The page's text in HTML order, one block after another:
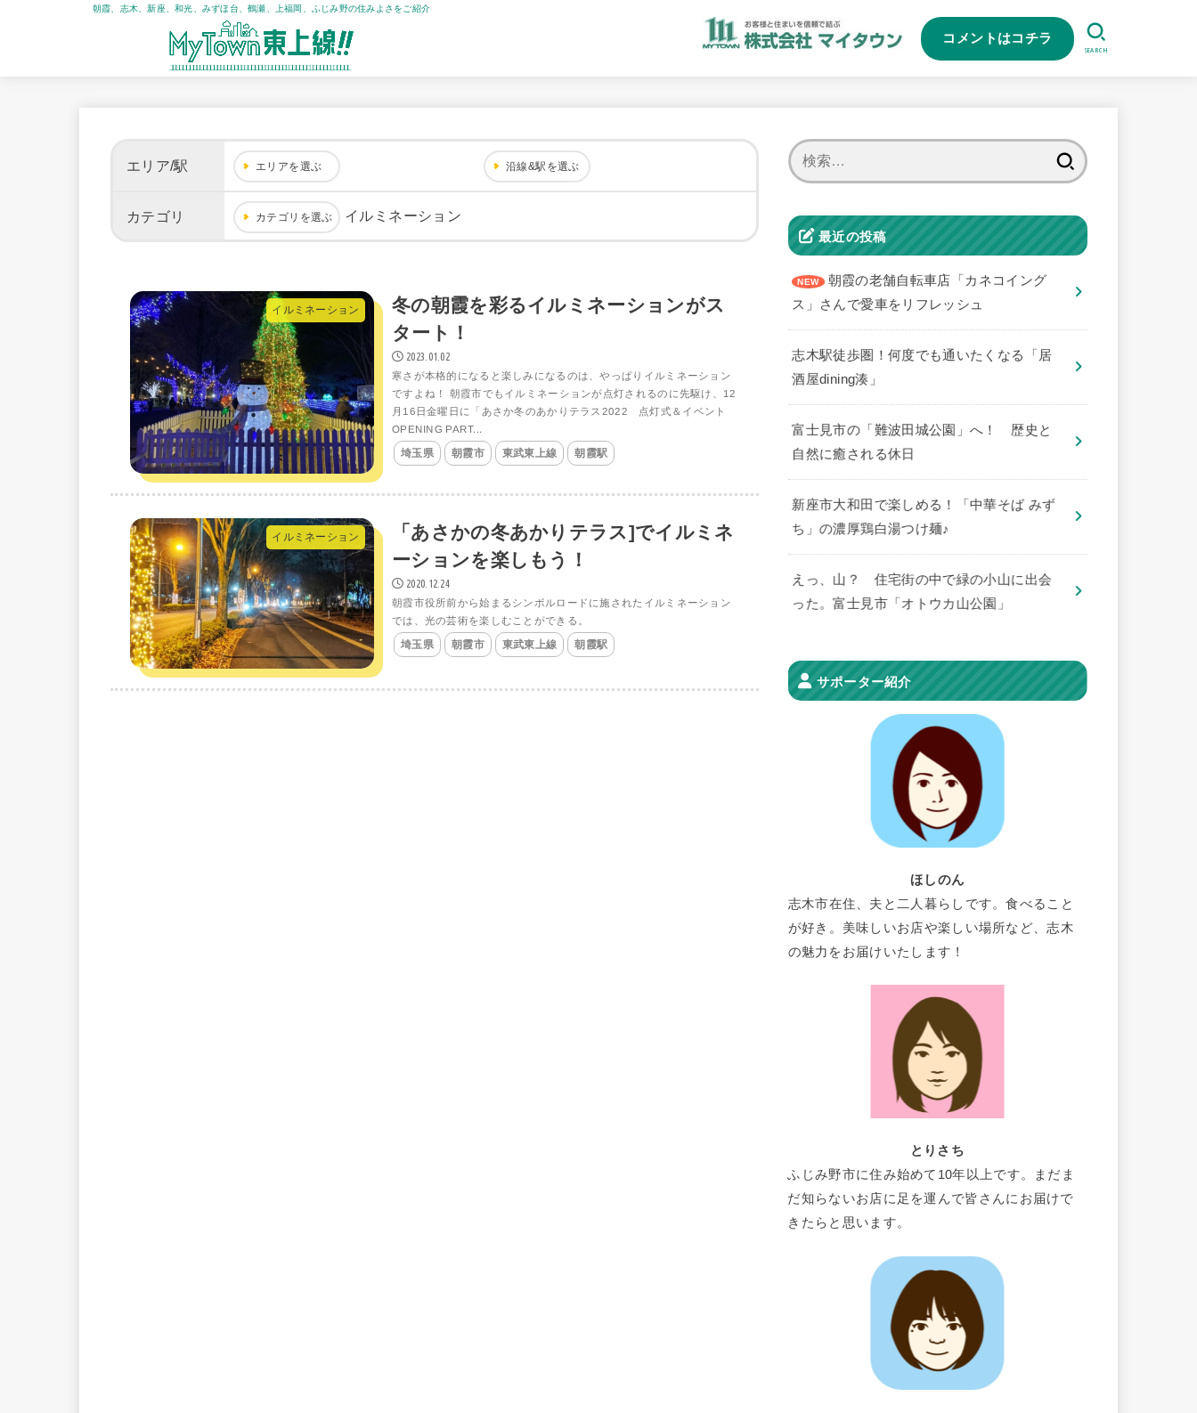
朝霞、志木、新座、和光、みずほ台、鶴瀬、上福岡、ふじみ野の住みよさをご紹介
コメントはコチラ
SEARCH
エリア/駅 エリアを選ぶ 沿線&駅を選ぶ
カテゴリ カテゴリを選ぶ イルミネーション
イルミネーション
冬の朝霞を彩るイルミネーションがス
タート！
2023.01.02
寒さが本格的になると楽しみになるのは、やっぱりイルミネーション
ですよね！ 朝霞市でもイルミネーションが点灯されるのに先駆け、12
月16日金曜日に「あさか冬のあかりテラス2022 点灯式＆イベント
OPENING PART...
埼玉県 朝霞市 東武東上線 朝霞駅
イルミネーション
「あさかの冬あかりテラス]でイルミネ
ーションを楽しもう！
2020.12.24
朝霞市役所前から始まるシンボルロードに施されたイルミネーション
では、光の芸術を楽しむことができる。
埼玉県 朝霞市 東武東上線 朝霞駅
最近の投稿
朝霞の老舗自転車店「カネコイング
ス」さんで愛車をリフレッシュ
志木駅徒歩圏！何度でも通いたくなる「居
酒屋dining湊」
​富士見市の「難波田城公園」へ！ 歴史と
自然に癒される休日
新座市大和田で楽しめる！「中華そば みず
ち」の濃厚鶏白湯つけ麺♪
えっ、山？ 住宅街の中で緑の小山に出会
った。富士見市「オトウカ山公園」
サポーター紹介
ほしのん
志木市在住、夫と二人暮らしです。食べること
が好き。美味しいお店や楽しい場所など、志木
の魅力をお届けいたします！
とりさち
ふじみ野市に住み始めて10年以上です。まだま
だ知らないお店に足を運んで皆さんにお届けで
きたらと思います。